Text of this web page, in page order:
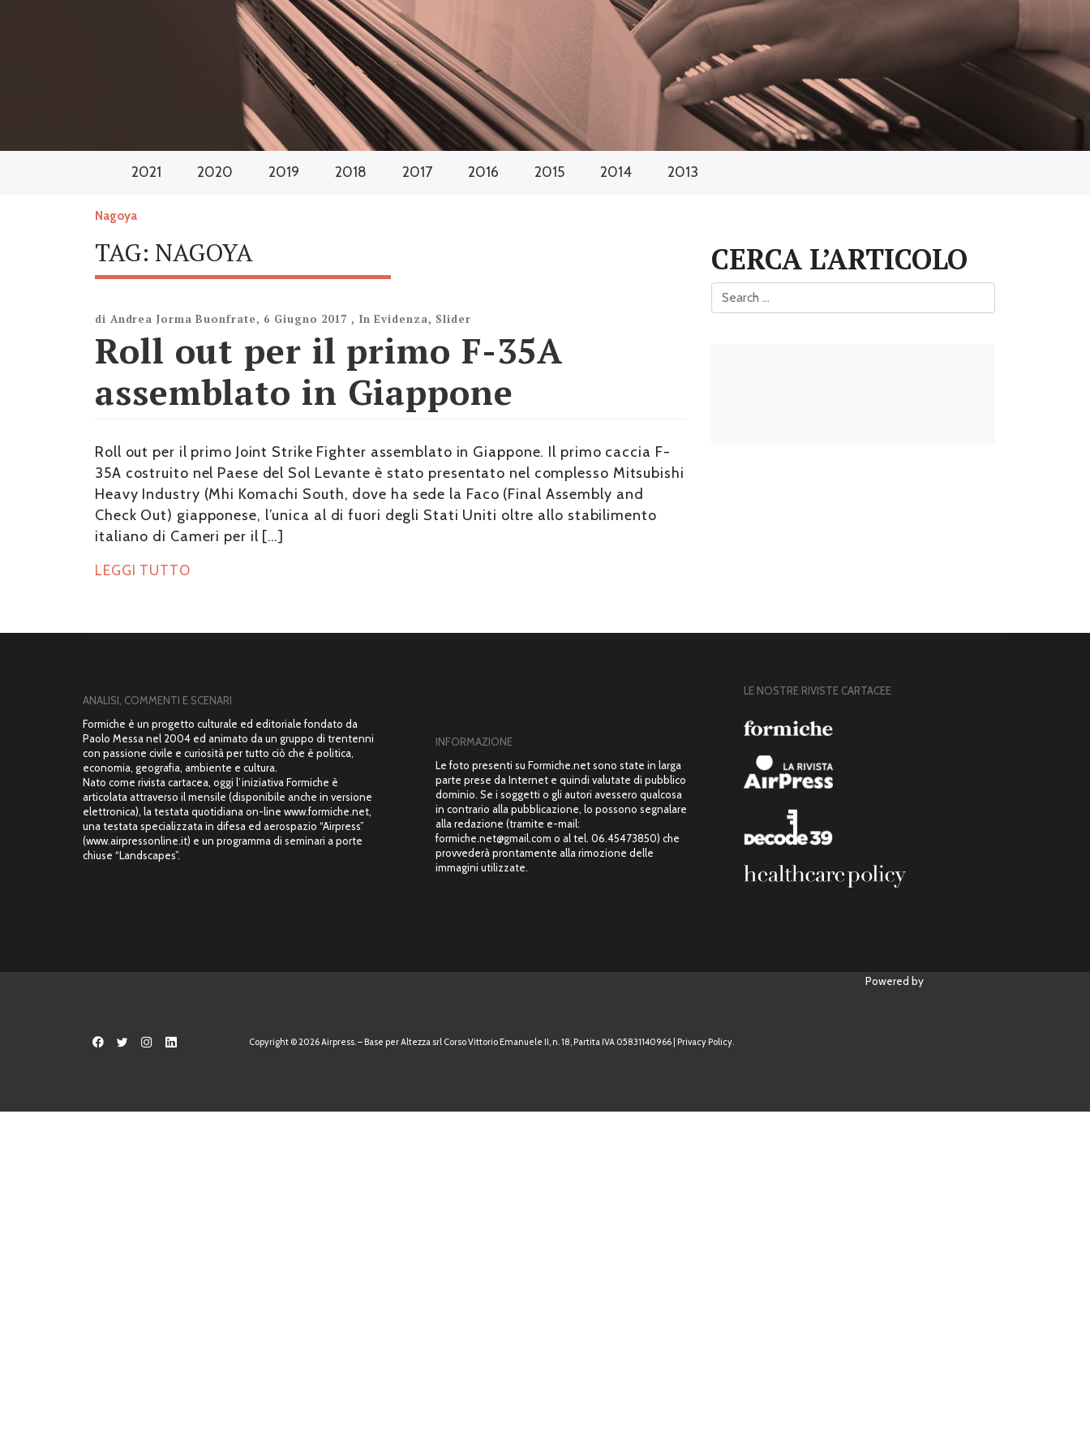
2021 2020 2019 2018 2017 2016 2015 2014 2013
Nagoya
TAG: NAGOYA
di Andrea Jorma Buonfrate, 6 Giugno 2017 , In Evidenza, Slider
Roll out per il primo F-35A
assemblato in Giappone
Roll out per il primo Joint Strike Fighter assemblato in Giappone. Il primo caccia F-
35A costruito nel Paese del Sol Levante è stato presentato nel complesso Mitsubishi
Heavy Industry (Mhi Komachi South, dove ha sede la Faco (Final Assembly and
Check Out) giapponese, l’unica al di fuori degli Stati Uniti oltre allo stabilimento
italiano di Cameri per il […]
LEGGI TUTTO
CERCA L’ARTICOLO
ANALISI, COMMENTI E SCENARI
Formiche è un progetto culturale ed editoriale fondato da
Paolo Messa nel 2004 ed animato da un gruppo di trentenni
con passione civile e curiosità per tutto ciò che è politica,
economia, geografia, ambiente e cultura.
Nato come rivista cartacea, oggi l’iniziativa Formiche è
articolata attraverso il mensile (disponibile anche in versione
elettronica), la testata quotidiana on-line www.formiche.net,
una testata specializzata in difesa ed aerospazio “Airpress”
(www.airpressonline.it) e un programma di seminari a porte
chiuse “Landscapes”.
INFORMAZIONE
Le foto presenti su Formiche.net sono state in larga
parte prese da Internet e quindi valutate di pubblico
dominio. Se i soggetti o gli autori avessero qualcosa
in contrario alla pubblicazione, lo possono segnalare
alla redazione (tramite e-mail:
formiche.net@gmail.com o al tel. 06.45473850) che
provvederà prontamente alla rimozione delle
immagini utilizzate.
LE NOSTRE RIVISTE CARTACEE
Powered by